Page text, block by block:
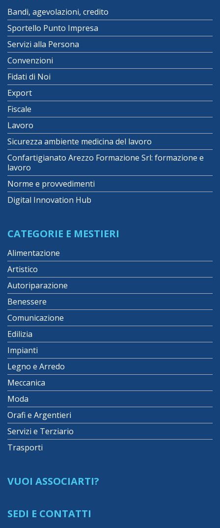
Bandi, agevolazioni, credito
Sportello Punto Impresa
Servizi alla Persona
Convenzioni
Fidati di Noi
Export
Fiscale
Lavoro
Sicurezza ambiente medicina del lavoro
Confartigianato Arezzo Formazione Srl: formazione e
lavoro
Norme e provvedimenti
Digital Innovation Hub
CATEGORIE E MESTIERI
Alimentazione
Artistico
Autoriparazione
Benessere
Comunicazione
Edilizia
Impianti
Legno e Arredo
Meccanica
Moda
Orafi e Argentieri
Servizi e Terziario
Trasporti
VUOI ASSOCIARTI?
SEDI E CONTATTI